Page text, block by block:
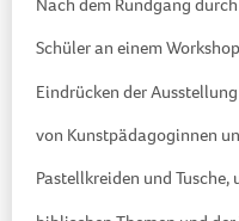
Schüler an einem
Eindrücken der
von Kunstpädagoginnen
Pastellkreiden und